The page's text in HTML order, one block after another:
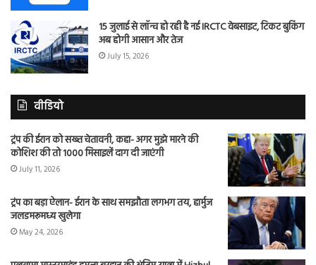
15 जुलाई से लॉन्च हो रही है नई IRCTC वेबसाइट, टिकट बुकिंग
अब होगी आसान और तेज
July 15, 2026
वीडियो
ट्रंप की ईरान को सख्त चेतावनी, कहा- अगर मुझे मारने की
कोशिश की तो 1000 मिसाइलें दाग दी जाएंगी
July 11, 2026
ट्रंप का बड़ा ऐलान- ईरान के साथ समझौता लगभग तय, हार्मुज
जलडमरूमध्य खुलेगा
May 24, 2026